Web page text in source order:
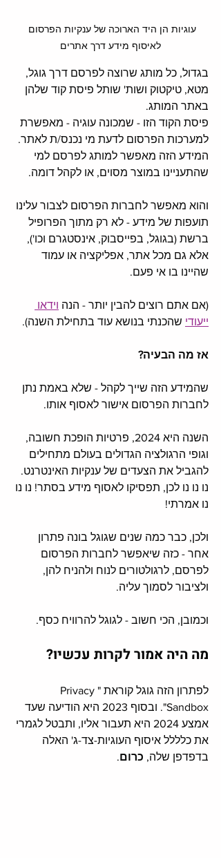
עוגיות הן היד הארוכה של ענקיות הפרסום
לאיסוף מידע דרך אתרים
בגדול, כל מותג שרוצה לפרסם דרך גוגל,
מטא, טיקטוק ושות' שותל פיסת קוד שלהן
באתר המותג.
פיסת הקוד הזו - שמכונה עוגיה - מאפשרת
למערכות הפרסום לדעת מי נכנס/ת לאתר.
המידע הזה מאפשר למותג לפרסם למי
שהתעניינו במוצר מסוים, או לקהל דומה.
והוא מאפשר לחברות הפרסום לצבור עלינו
תועפות של מידע - לא רק מתוך הפרופיל
ברשת (בגוגל, בפייסבוק, אינסטגרם וכו'),
אלא גם מכל אתר, אפליקציה או עמוד
שהיינו בו אי פעם.
(אם אתם רוצים להבין יותר - הנה וידאו
ייעודי שהכנתי בנושא עוד בתחילת השנה).
אז מה הבעיה?
שהמידע הזה שייך לקהל - שלא באמת נתן
לחברות הפרסום אישור לאסוף אותו.
השנה היא 2024, פרטיות הופכת חשובה,
וגופי הרגולציה הגדולים בעולם מתחילים
להגביל את הצעדים של ענקיות האינטרנט.
נו נו נו לכן, תפסיקו לאסוף מידע בסתר! נו נו
נו אמרתי!
ולכן, כבר כמה שנים שגוגל בונה פתרון
אחר - כזה שיאפשר לחברות הפרסום
לפרסם, לרגולטורים לנוח ולהניח להן,
ולציבור לסמוך עליה.
וכמובן, הכי חשוב - לגוגל להרוויח כסף.
מה היה אמור לקרות עכשיו?
לפתרון הזה גוגל קוראת "Privacy
Sandbox". ובסוף 2023 היא הודיעה שעד
אמצע 2024 היא תעבור אליו, ותבטל לגמרי
את כלללל איסוף העוגיות-צד-ג' האלה
בדפדפן שלה, כרום.